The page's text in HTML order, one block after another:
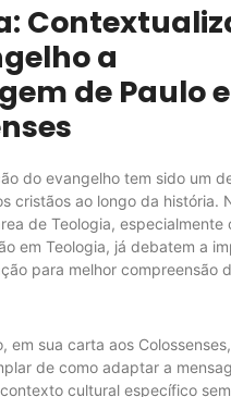
a
de Paulo
do evangelho tem sido um
cristãos ao longo da história.
de Teologia, especialmente
em Teologia, já debatem a
para melhor compreensão
em sua carta aos
de como adaptar a
cultural específico sem